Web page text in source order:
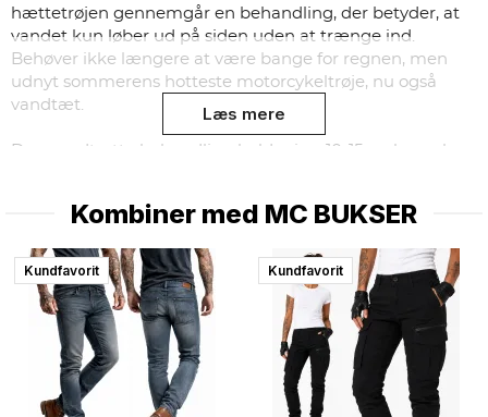
hættetrøjen gennemgår en behandling, der betyder, at
vandet kun løber ud på siden uden at trænge ind.
Behøver ikke længere at være bange for regnen, men
udnyt sommerens hotteste motorcykeltrøje, nu også
vandtæt.
Den vandtætte behandling holder i ca 10-15 vaske og har
risiko for, at det opløser behandlingen, der er gjort for at
Et højdepunkt blandt motorcykelkørere, der gerne vil
have det bedste på. Passer perfekt til alle tekstil- og
læderbukser.
- CE-GODKENDT EN17092-4 2020
- Mesh-for
Læs mere
Kombiner med MC BUKSER
Kundfavorit Kundfavorit